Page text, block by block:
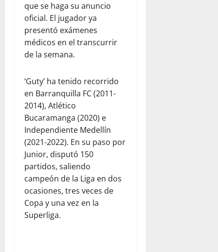
que se haga su anuncio
oficial. El jugador ya
presentó exámenes
médicos en el transcurrir
de la semana.
‘Guty’ ha tenido recorrido
en Barranquilla FC (2011-
2014), Atlético
Bucaramanga (2020) e
Independiente Medellín
(2021-2022). En su paso por
Junior, disputó 150
partidos, saliendo
campeón de la Liga en dos
ocasiones, tres veces de
Copa y una vez en la
Superliga.